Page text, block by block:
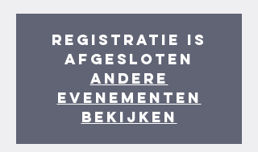
Registratie is
afgesloten
Andere
evenementen
bekijken